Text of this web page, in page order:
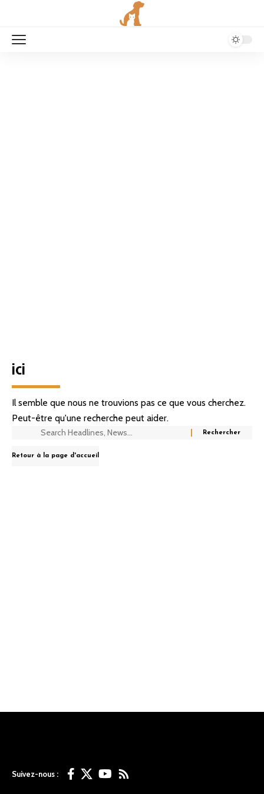
ici
Il semble que nous ne trouvions pas ce que vous cherchez.
Peut-être qu'une recherche peut aider.
Retour à la page d'accueil
Suivez-nous :